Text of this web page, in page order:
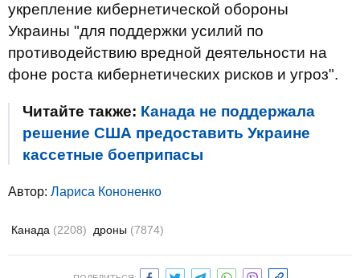
укрепление кибернетической обороны
Украины "для поддержки усилий по
противодействию вредной деятельности на
фоне роста кибернетических рисков и угроз".
Читайте также: Канада не поддержала
решение США предоставить Украине
кассетные боеприпасы
Автор: Лариса Кононенко
Канада (2208) дроны (7874)